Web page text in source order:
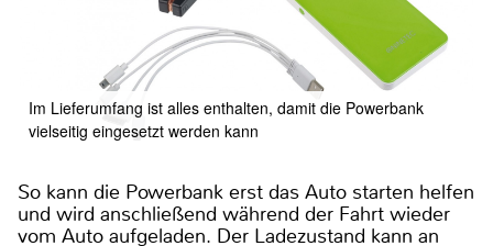
Im Lieferumfang ist alles enthalten, damit die Powerbank
vielseitig eingesetzt werden kann
So kann die Powerbank erst das Auto starten helfen
und wird anschließend während der Fahrt wieder
vom Auto aufgeladen. Der Ladezustand kann an